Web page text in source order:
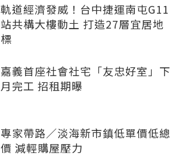
軌道經濟發威！台中捷運南屯G11
站共構大樓動土 打造27層宜居地
標
嘉義首座社會社宅「友忠好室」下
月完工 招租期曝
專家帶路／淡海新市鎮低單價低總
價 減輕購屋壓力